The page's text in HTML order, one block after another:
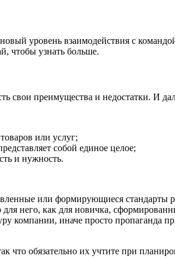
уровень взаимодействия с
чтобы узнать больше.
свои преимущества и недостатки. И
или услуг;
собой единое целое;
и нужность.
или формирующиеся стандарты
него, как для новичка,
компании, иначе просто
что обязательно их учтите при